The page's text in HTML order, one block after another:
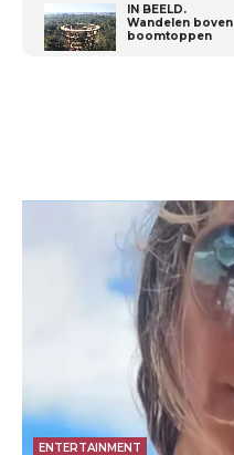
IN BEELD.
Wandelen boven
boomtoppen
ENTERTAINMENT